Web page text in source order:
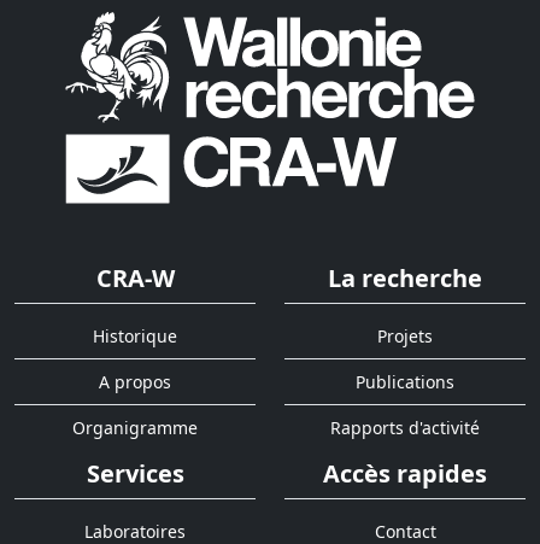
CRA-W
Historique
A propos
Organigramme
La recherche
Projets
Publications
Rapports d'activité
Services
Laboratoires
Accès rapides
Contact